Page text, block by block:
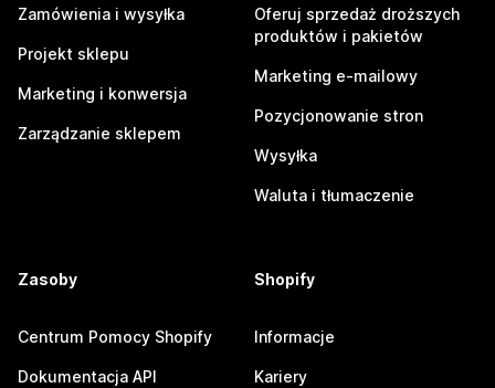
Zamówienia i wysyłka
Projekt sklepu
Marketing i konwersja
Zarządzanie sklepem
Oferuj sprzedaż droższych
produktów i pakietów
Marketing e-mailowy
Pozycjonowanie stron
Wysyłka
Waluta i tłumaczenie
Zasoby
Centrum Pomocy Shopify
Dokumentacja API
Shopify
Informacje
Kariery